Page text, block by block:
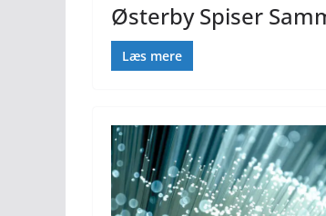
Østerby Spiser
Læs mere